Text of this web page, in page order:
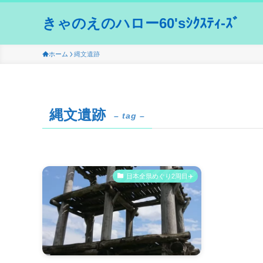
きゃのえのハロー60'sｼｸｽﾃｨ-ｽﾞ
ホーム 縄文遺跡
縄文遺跡 – tag –
日本全県めぐり2周目✈️